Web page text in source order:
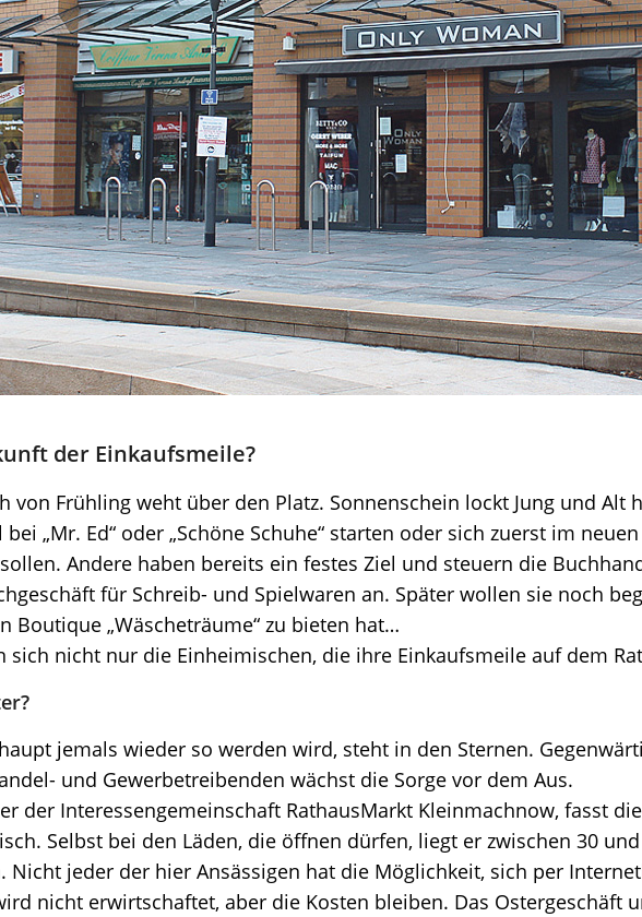
der Einkaufsmeile?
von Frühling weht über den Platz. Sonnenschein lockt Jung und
„Mr. Ed“ oder „Schöne Schuhe“ starten oder sich zuerst im
Andere haben bereits ein festes Ziel und steuern die
für Schreib- und Spielwaren an. Später wollen sie noch
Boutique „Wäscheträume“ zu bieten hat…
sich nicht nur die Einheimischen, die ihre Einkaufsmeile auf dem
jemals wieder so werden wird, steht in den Sternen.
und Gewerbetreibenden wächst die Sorge vor dem Aus.
der Interessengemeinschaft RathausMarkt Kleinmachnow, fasst
Selbst bei den Läden, die öffnen dürfen, liegt er zwischen 30
Nicht jeder der hier Ansässigen hat die Möglichkeit, sich per
nicht erwirtschaftet, aber die Kosten bleiben. Das Ostergeschäft